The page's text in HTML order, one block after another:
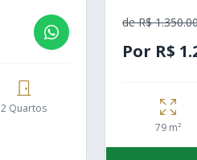
2 Quartos
de R$
Por R$
79 m²